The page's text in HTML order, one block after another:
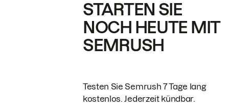
STARTEN SIE
NOCH HEUTE MIT
SEMRUSH
Testen Sie Semrush 7 Tage lang
kostenlos. Jederzeit kündbar.